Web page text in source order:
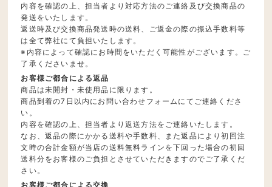
内容を確認の上、担当者より対応方法のご連絡及び交換商品の
発送をいたします。
返送時及び交換商品発送時の送料、ご返金の際の振込手数料等
は全て弊社にて負担いたします。
※内容によって確認にお時間をいただく可能性がございます。ご
了承くださいませ。
お客様ご都合による返品
商品は未開封・未使用品に限ります。
商品到着の7日以内にお問い合わせフォームにてご連絡くださ
い。
内容を確認の上、担当者より返送方法をご連絡いたします。
なお、返品の際にかかる送料や手数料、また返品により初回注
文時の合計金額が当店の送料無料ラインを下回った場合の初回
送料分をお客様のご負担とさせていただきますのでご了承くだ
さい。
お客様ご都合による交換